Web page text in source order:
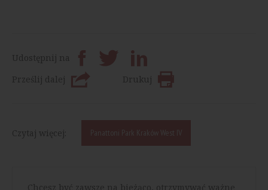
Udostępnij na
Prześlij dalej
Drukuj
Czytaj więcej: Panattoni Park Kraków West IV
Chcesz być zawsze na bieżąco, otrzymywać ważne